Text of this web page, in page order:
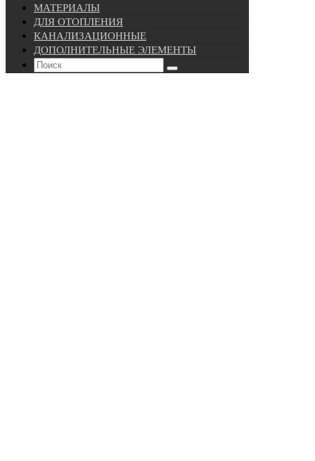
МАТЕРИАЛЫ
ДЛЯ ОТОПЛЕНИЯ
КАНАЛИЗАЦИОННЫЕ
ДОПОЛНИТЕЛЬНЫЕ ЭЛЕМЕНТЫ